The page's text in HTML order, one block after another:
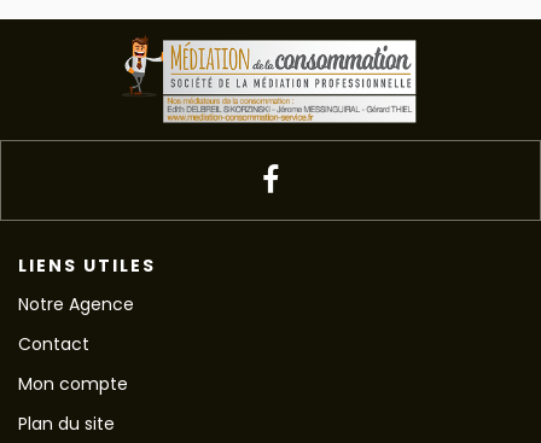
LIENS UTILES
Notre Agence
Contact
Mon compte
Plan du site